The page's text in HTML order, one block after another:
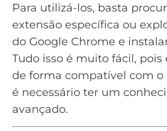
Para utilizá-los, basta
extensão específica ou
do Google Chrome e
Tudo isso é muito fácil, pois
de forma compatível com o
é necessário ter um
avançado.